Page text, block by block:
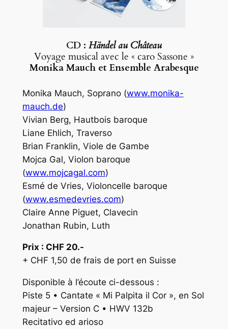
CD : Händel au Château
Voyage musical avec le « caro Sassone »
Monika Mauch et Ensemble Arabesque
Monika Mauch, Soprano (www.monika-
mauch.de)
Vivian Berg, Hautbois baroque
Liane Ehlich, Traverso
Brian Franklin, Viole de Gambe
Mojca Gal, Violon baroque
(www.mojcagal.com)
Esmé de Vries, Violoncelle baroque
(www.esmedevries.com)
Claire Anne Piguet, Clavecin
Jonathan Rubin, Luth
Prix : CHF 20.-
+ CHF 1,50 de frais de port en Suisse
Disponible à l’écoute ci-dessous :
Piste 5 • Cantate « Mi Palpita il Cor », en Sol
majeur – Version C • HWV 132b
Recitativo ed arioso